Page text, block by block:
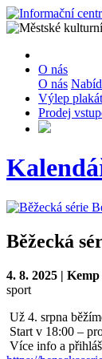
O nás
O nás
Výlep
Prodej
Běžecká
4. 8. 2025 |
sport
Už 4. srpna
Start v 18:00 –
Více info a